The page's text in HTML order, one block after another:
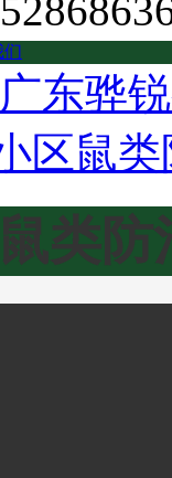
们
广东骅
区鼠
类